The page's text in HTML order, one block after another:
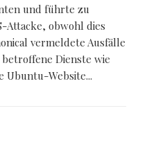
und führte zu
Attacke, obwohl dies
vermeldete Ausfälle
Dienste wie
Ubuntu-Website...